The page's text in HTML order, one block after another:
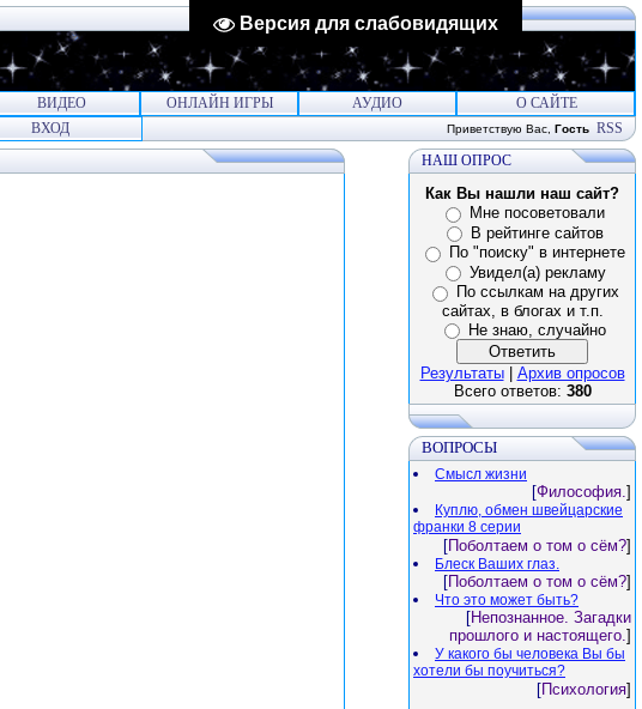
Версия для слабовидящих
ВИДЕО ОНЛАЙН ИГРЫ АУДИО
О САЙТЕ
ВХОД Приветствую Вас Гость RSS
НАШ ОПРОС
Как Вы нашли наш сайт?
Мне посоветовали
В рейтинге сайтов
По "поиску" в интернете
Увидел(а) рекламу
По ссылкам на других
сайтах, в блогах и т.п.
Не знаю, случайно
Результаты| Архив опросов
Всего ответов: 380
ВОПРОСЫ
Смысл жизни
[Философия.]
Куплю, обмен швейцарские
франки 8 серии
[Поболтаем о том о сём?]
Блеск Ваших глаз.
[Поболтаем о том о сём?]
Что это может быть?
[Непознанное. Загадки
прошлого и настоящего.]
У какого бы человека Вы бы
хотели бы поучиться?
[Психология]